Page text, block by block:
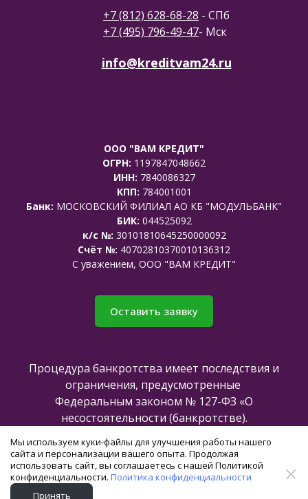
+7 (812) 628-68-28 - СПб
+7 (495) 796-49-47- Мск
info@kreditvam24.ru
ООО "ВАМ КРЕДИТ"
ОГРН: 1197847048662
ИНН: 7840086327
КПП: 784001001
Банк: МОСКОВСКИЙ ФИЛИАЛ АО КБ "МОДУЛЬБАНК"
БИК: 044525092
к/с №: 30101810645250000092
Счёт №: 40702810370010136312
C уважением, ООО "ВАМ КРЕДИТ"
Оставить заявку
Процедура банкротства имеет последствия и
ограничения, предусмотренные
Федеральным законом № 127-ФЗ «О
несостоятельности (банкротстве).
Все права защищены @2025
Создание и продвижение сайта -
команда
Мы используем куки-файлы для улучшения работы нашего
сайта и персонализации вашего опыта. Продолжая
использовать сайт, вы соглашаетесь с нашей Политикой
конфиденциальности. Политика конфиденциальности
Принять